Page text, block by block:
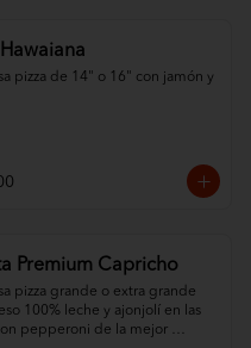
Hawaiana
pizza de 14" o 16" con jamón y
Premium Capricho
pizza grande o extra grande
100% leche y ajonjolí en las
pepperoni de la mejor